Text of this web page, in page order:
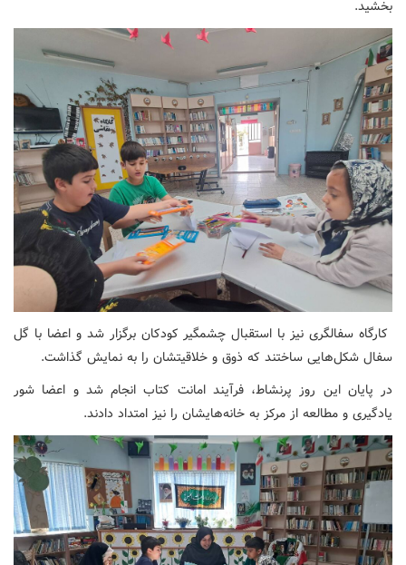
بخشید.
کارگاه سفالگری نیز با استقبال چشمگیر کودکان برگزار شد و اعضا با گل
سفال شکل‌هایی ساختند که ذوق و خلاقیتشان را به نمایش گذاشت.
در پایان این روز پرنشاط، فرآیند امانت کتاب انجام شد و اعضا شور
یادگیری و مطالعه از مرکز به خانه‌هایشان را نیز امتداد دادند.